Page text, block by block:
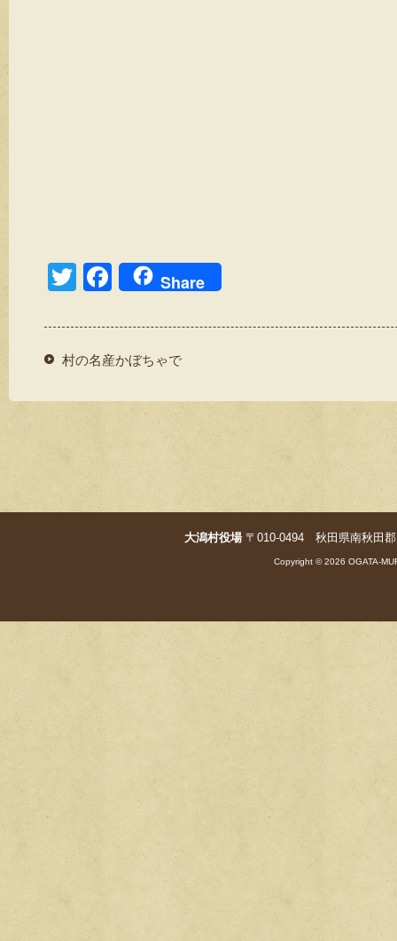
T
tt
er
F
c
e
k
Share
村の名産かぼちゃで
大潟村役場〒010-0494 秋田県南秋田
Copyright © 2026 OGATA-